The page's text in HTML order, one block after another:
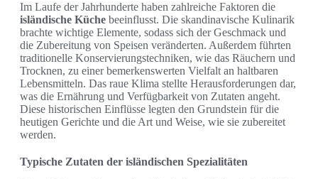
Im Laufe der Jahrhunderte haben zahlreiche Faktoren die
isländische Küche beeinflusst. Die skandinavische Kulinarik
brachte wichtige Elemente, sodass sich der Geschmack und
die Zubereitung von Speisen veränderten. Außerdem führten
traditionelle Konservierungstechniken, wie das Räuchern und
Trocknen, zu einer bemerkenswerten Vielfalt an haltbaren
Lebensmitteln. Das raue Klima stellte Herausforderungen dar,
was die Ernährung und Verfügbarkeit von Zutaten angeht.
Diese historischen Einflüsse legten den Grundstein für die
heutigen Gerichte und die Art und Weise, wie sie zubereitet
werden.
Typische Zutaten der isländischen Spezialitäten